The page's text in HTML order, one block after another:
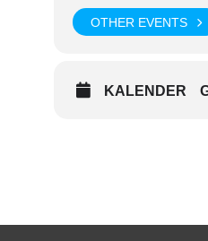
OTHER EVENTS
KALENDER